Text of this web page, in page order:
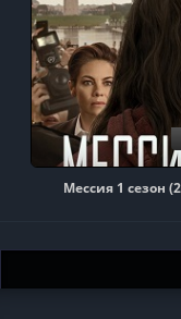
Мессия 1 сезон